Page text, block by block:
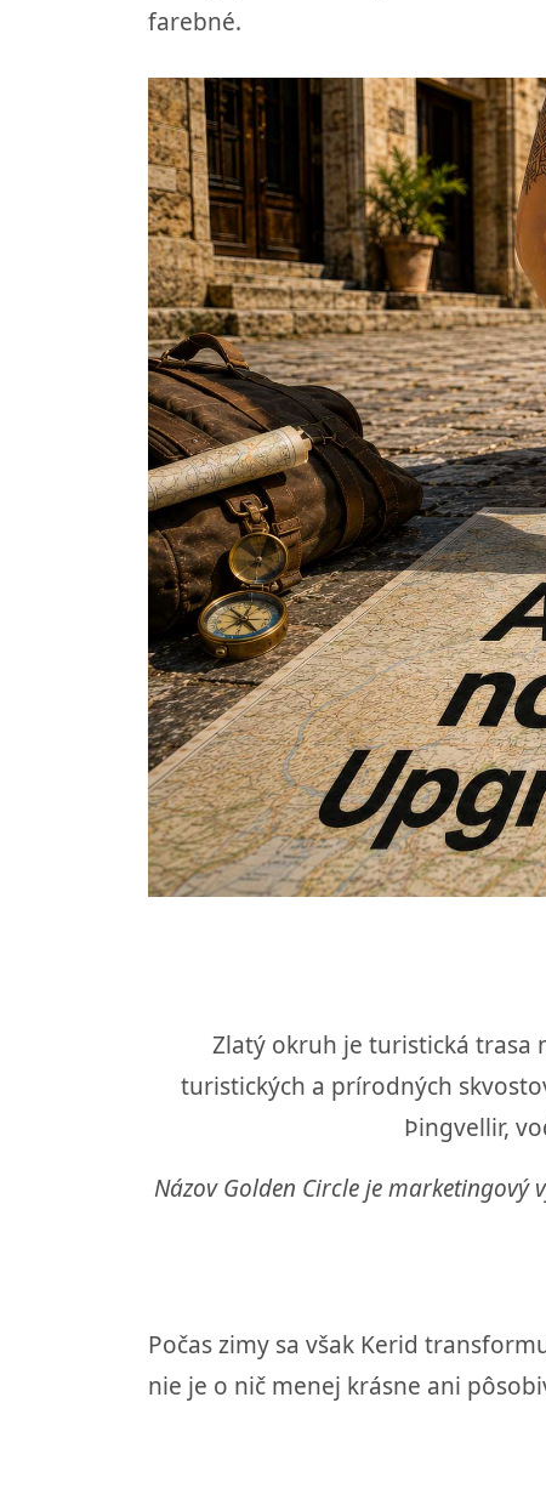
farebné.
Zlatý okruh je turistická trasa
turistických a prírodných
Þingvellir,
Názov Golden Circle je marketingový
Počas zimy sa však Kerid
nie je o nič menej krásne ani